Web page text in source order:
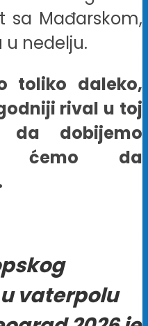
sa Mađarskom,
u nedelju.
toliko daleko,
rival u toj
dobijemo
ćemo da
vaterpolu